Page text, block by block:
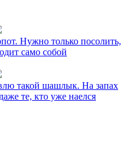
Нужно только посолить,
само собой
такой шашлык. На запах
те, кто уже наелся